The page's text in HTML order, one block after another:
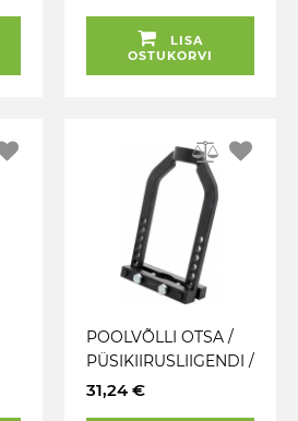
KLAMBER JBM
LISA
OSTUKORVI
POOLVÕLLI OTSA /
PÜSIKIIRUSLIIGENDI /
VEOVÕLLI OTSA
31,24 €